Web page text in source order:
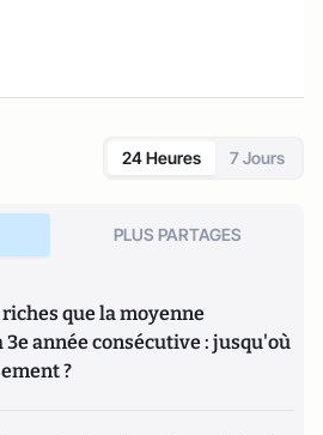
24 Heures 7 Jours
PLUS PARTAGES
que la moyenne
année consécutive : jusqu'où
?